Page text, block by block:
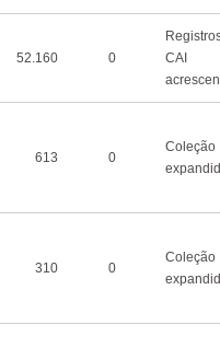
52.160 0
CAI
613 0
Coleção
310 0
Coleção